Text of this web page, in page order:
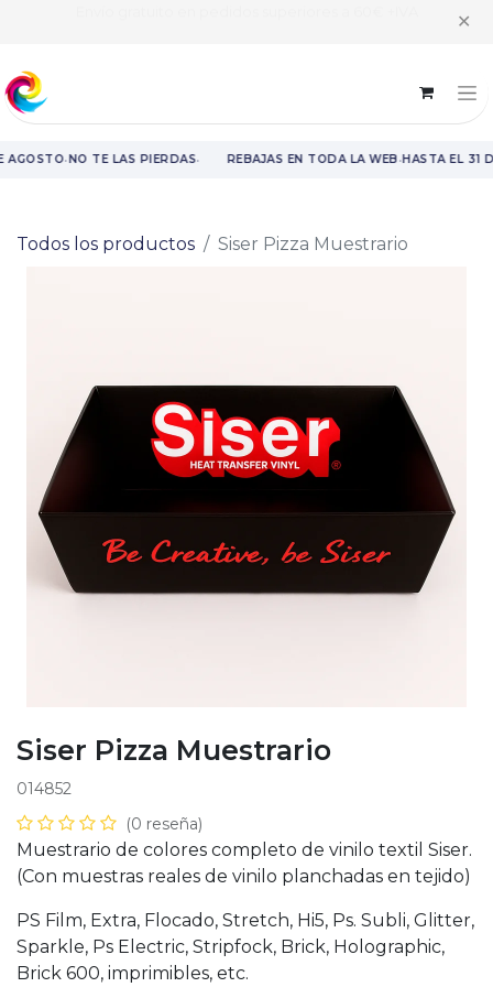
✕
·NO TE LAS PIERDAS· REBAJAS EN TODA LA WEB·HASTA EL 31
Todos los productos Siser Pizza Muestrario
Siser Pizza Muestrario
014852
(0 reseña)
Muestrario de colores completo de vinilo textil Siser.
(Con muestras reales de vinilo planchadas en tejido)
PS Film, Extra, Flocado, Stretch, Hi5, Ps. Subli, Glitter,
Sparkle, Ps Electric, Stripfock, Brick, Holographic,
Brick 600, imprimibles, etc.